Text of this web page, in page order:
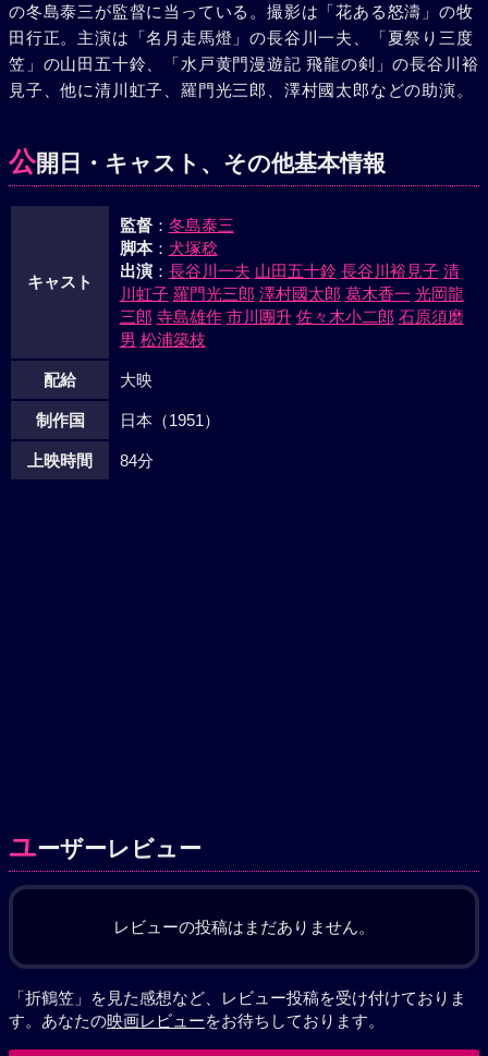
の冬島泰三が監督に当っている。撮影は「花ある怒濤」の牧
田行正。主演は「名月走馬燈」の長谷川一夫、「夏祭り三度
笠」の山田五十鈴、「水戸黄門漫遊記 飛龍の剣」の長谷川裕
見子、他に清川虹子、羅門光三郎、澤村國太郎などの助演。
公開日・キャスト、その他基本情報
キャスト
監督： 冬島泰三
脚本： 犬塚稔
出演： 長谷川一夫 山田五十鈴 長谷川裕見子 清
川虹子 羅門光三郎 澤村國太郎 葛木香一 光岡龍
三郎 寺島雄作 市川團升 佐々木小二郎 石原須磨
男 松浦築枝
配給 大映
制作国 日本（1951）
上映時間 84分
ユーザーレビュー
レビューの投稿はまだありません。
「折鶴笠」を見た感想など、レビュー投稿を受け付けておりま
す。あなたの映画レビューをお待ちしております。